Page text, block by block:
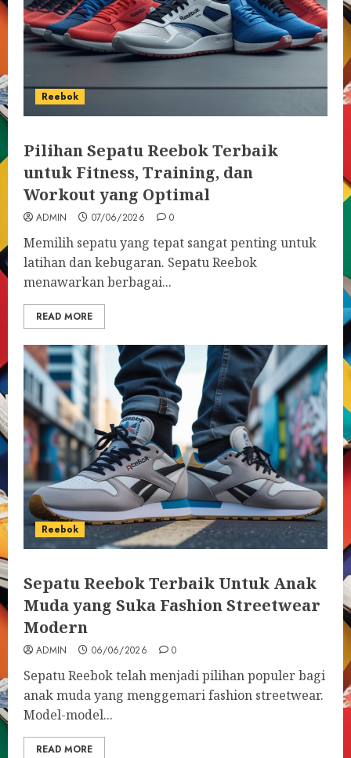
Reebok
Pilihan Sepatu Reebok Terbaik
untuk Fitness, Training, dan
Workout yang Optimal
ADMIN 07/06/2026 0
Memilih sepatu yang tepat sangat penting untuk
latihan dan kebugaran. Sepatu Reebok
menawarkan berbagai...
READ MORE
Reebok
Sepatu Reebok Terbaik Untuk Anak
Muda yang Suka Fashion Streetwear
Modern
ADMIN 06/06/2026 0
Sepatu Reebok telah menjadi pilihan populer bagi
anak muda yang menggemari fashion streetwear.
Model-model...
READ MORE